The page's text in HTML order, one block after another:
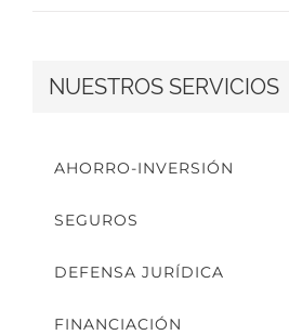
NUESTROS SERVICIOS
AHORRO-INVERSIÓN
SEGUROS
DEFENSA JURÍDICA
FINANCIACIÓN